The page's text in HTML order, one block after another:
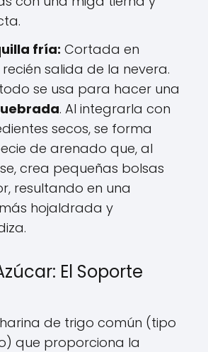
fría: Cortada en
salida de la nevera.
se usa para hacer una
. Al integrarla con
secos, se forma
de arenado que, al
crea pequeñas bolsas
resultando en una
hojaldrada y
El Soporte
de trigo común (tipo
que proporciona la